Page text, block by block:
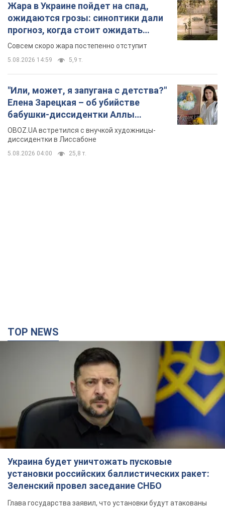
Жара в Украине пойдет на спад,
ожидаются грозы: синоптики дали
прогноз, когда стоит ожидать
изменения погоды
Совсем скоро жара постепенно отступит
5.08.2026 14:59 5,9 т.
"Или, может, я запугана с детства?"
Елена Зарецкая – об убийстве
бабушки-диссидентки Аллы
Горской, критике сына Стуса и
бегстве в Португалию с пятью
детьми
OBOZ.UA встретился с внучкой художницы-
диссидентки в Лиссабоне
5.08.2026 04:00 25,8 т.
TOP NEWS
Украина будет уничтожать пусковые
установки российских баллистических ракет:
Зеленский провел заседание СНБО
Глава государства заявил, что установки будут атакованы